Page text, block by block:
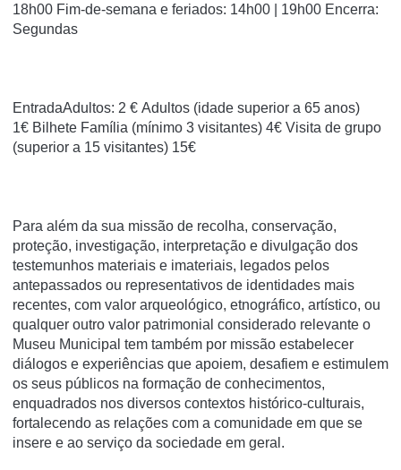
18h00 Fim-de-semana e feriados: 14h00 | 19h00 Encerra:
Segundas
EntradaAdultos: 2 € Adultos (idade superior a 65 anos)
1€ Bilhete Família (mínimo 3 visitantes) 4€ Visita de grupo
(superior a 15 visitantes) 15€
Para além da sua missão de recolha, conservação,
proteção, investigação, interpretação e divulgação dos
testemunhos materiais e imateriais, legados pelos
antepassados ou representativos de identidades mais
recentes, com valor arqueológico, etnográfico, artístico, ou
qualquer outro valor patrimonial considerado relevante o
Museu Municipal tem também por missão estabelecer
diálogos e experiências que apoiem, desafiem e estimulem
os seus públicos na formação de conhecimentos,
enquadrados nos diversos contextos histórico-culturais,
fortalecendo as relações com a comunidade em que se
insere e ao serviço da sociedade em geral.